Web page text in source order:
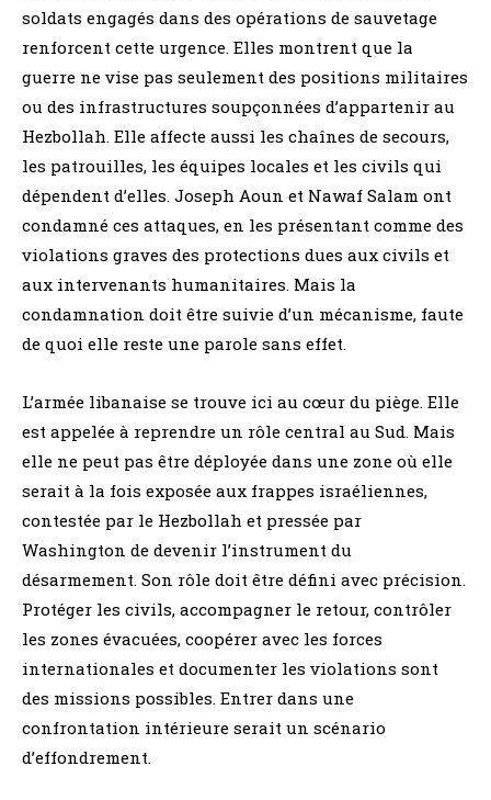
soldats engagés dans des opérations de sauvetage
renforcent cette urgence. Elles montrent que la
guerre ne vise pas seulement des positions militaires
ou des infrastructures soupçonnées d’appartenir au
Hezbollah. Elle affecte aussi les chaînes de secours,
les patrouilles, les équipes locales et les civils qui
dépendent d’elles. Joseph Aoun et Nawaf Salam ont
condamné ces attaques, en les présentant comme des
violations graves des protections dues aux civils et
aux intervenants humanitaires. Mais la
condamnation doit être suivie d’un mécanisme, faute
de quoi elle reste une parole sans effet.
L’armée libanaise se trouve ici au cœur du piège. Elle
est appelée à reprendre un rôle central au Sud. Mais
elle ne peut pas être déployée dans une zone où elle
serait à la fois exposée aux frappes israéliennes,
contestée par le Hezbollah et pressée par
Washington de devenir l’instrument du
désarmement. Son rôle doit être défini avec précision.
Protéger les civils, accompagner le retour, contrôler
les zones évacuées, coopérer avec les forces
internationales et documenter les violations sont
des missions possibles. Entrer dans une
confrontation intérieure serait un scénario
d’effondrement.